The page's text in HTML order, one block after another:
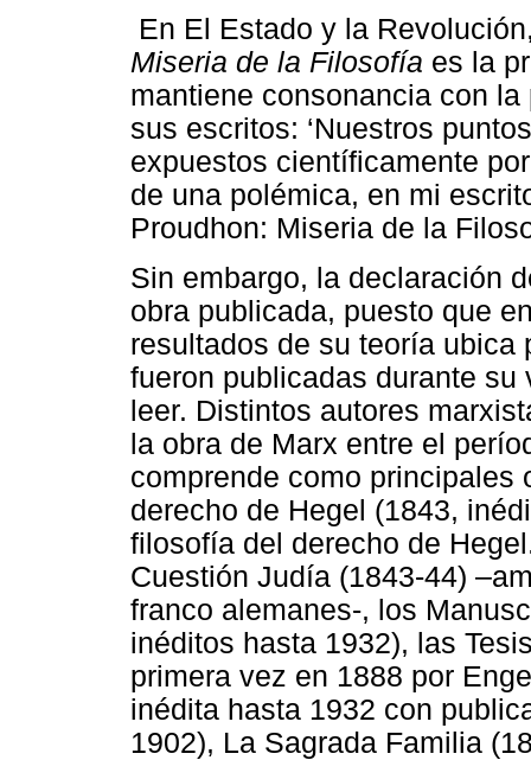
En El Estado y la
Miseria de la Filosofía es la
mantiene consonancia con
sus escritos: ‘Nuestros
expuestos científicamente
de una polémica, en mi
Proudhon: Miseria de la
Sin embargo, la declaración
obra publicada, puesto que
resultados de su teoría
fueron publicadas durante
leer. Distintos autores
la obra de Marx entre el
comprende como principales
derecho de Hegel (1843,
filosofía del derecho de
Cuestión Judía (1843-44)
franco alemanes-, los
inéditos hasta 1932), las
primera vez en 1888 por
inédita hasta 1932 con
1902), La Sagrada Familia